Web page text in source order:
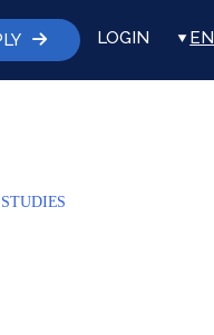
LOGIN EN